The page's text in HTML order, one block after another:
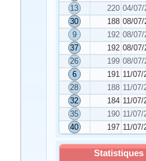
13
220 04/07/
30
188 08/07/
9
192 08/07/
37
192 08/07/
26
199 08/07/
6
191 11/07/
28
188 11/07/
32
184 11/07/
35
190 11/07/
40
197 11/07/
Statistiques